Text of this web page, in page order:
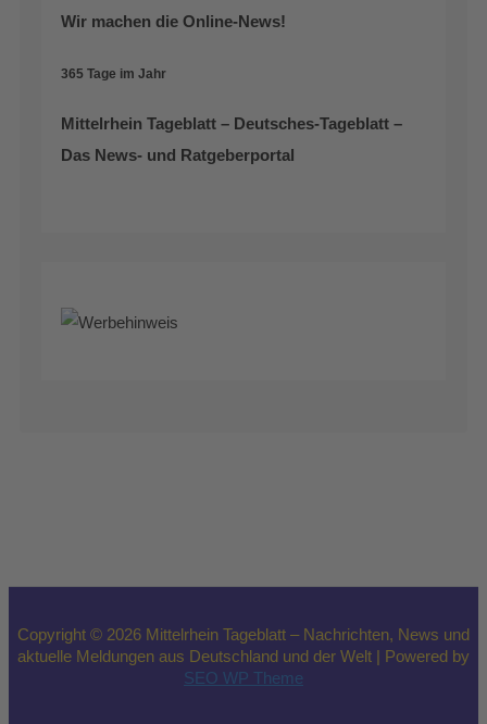
Wir machen die Online-News!
365 Tage im Jahr
Mittelrhein Tageblatt – Deutsches-Tageblatt –
Das News- und Ratgeberportal
Copyright © 2026 Mittelrhein Tageblatt – Nachrichten, News und
aktuelle Meldungen aus Deutschland und der Welt | Powered by
SEO WP Theme